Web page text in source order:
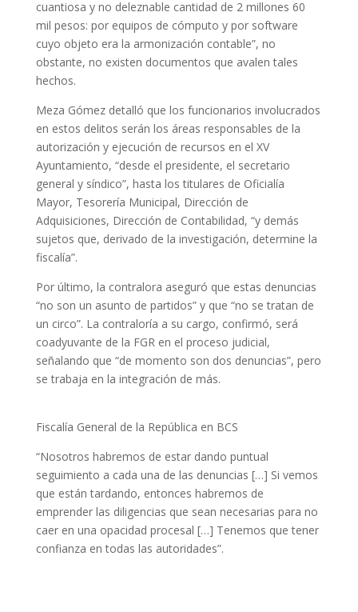
cuantiosa y no deleznable cantidad de 2 millones 60
mil pesos: por equipos de cómputo y por software
cuyo objeto era la armonización contable”, no
obstante, no existen documentos que avalen tales
hechos.
Meza Gómez detalló que los funcionarios involucrados
en estos delitos serán los áreas responsables de la
autorización y ejecución de recursos en el XV
Ayuntamiento, “desde el presidente, el secretario
general y síndico”, hasta los titulares de Oficialía
Mayor, Tesorería Municipal, Dirección de
Adquisiciones, Dirección de Contabilidad, “y demás
sujetos que, derivado de la investigación, determine la
fiscalía”.
Por último, la contralora aseguró que estas denuncias
“no son un asunto de partidos” y que “no se tratan de
un circo”. La contraloría a su cargo, confirmó, será
coadyuvante de la FGR en el proceso judicial,
señalando que “de momento son dos denuncias”, pero
se trabaja en la integración de más.
Fiscalía General de la República en BCS
“Nosotros habremos de estar dando puntual
seguimiento a cada una de las denuncias […] Si vemos
que están tardando, entonces habremos de
emprender las diligencias que sean necesarias para no
caer en una opacidad procesal […] Tenemos que tener
confianza en todas las autoridades”.